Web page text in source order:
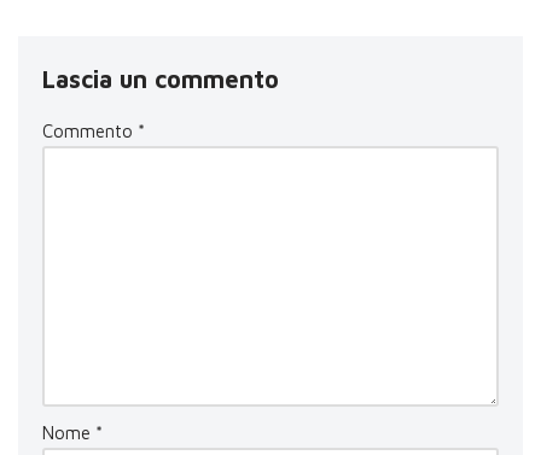
Lascia un commento
Commento *
Nome *